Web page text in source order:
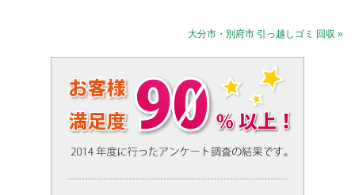
大分市・別府市 引っ越しゴミ 回収 »